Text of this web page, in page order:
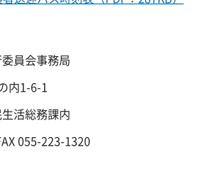
員会事務局
内1-6-1
活総務課内
055-223-1320